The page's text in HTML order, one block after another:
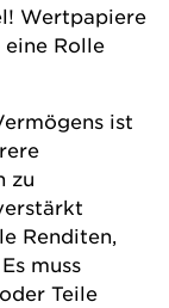
Wertpapiere
eine Rolle
ist
zu
Renditen,
muss
Teile